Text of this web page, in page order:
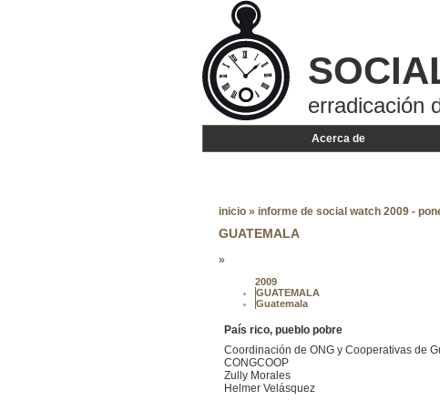
erradicación
Acerca de
inicio » informe de social watch 2009 -
GUATEMALA
»
2009
GUATEMALA
Guatemala
País rico, pueblo pobre
Coordinación de ONG y Cooperativas de
CONGCOOP
Zully Morales
Helmer Velásquez